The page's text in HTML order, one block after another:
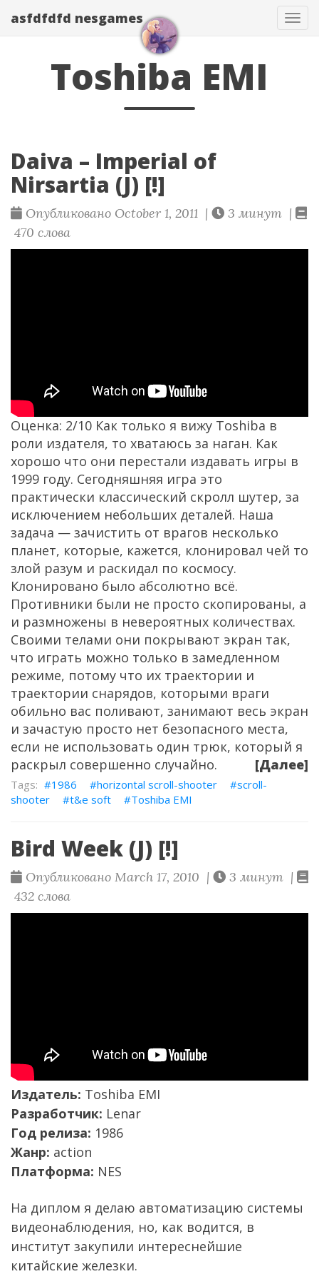
asfdfdfd nesgames
Toshiba EMI
Daiva – Imperial of
Nirsartia (J) [!]
Опубликовано October 1, 2011 |
3 минут |
470 слова
Оценка: 2/10 Как только я вижу Toshiba в
роли издателя, то хватаюсь за наган. Как
хорошо что они перестали издавать игры в
1999 году. Сегодняшняя игра это
практически классический скролл шутер, за
исключением небольших деталей. Наша
задача — зачистить от врагов несколько
планет, которые, кажется, клонировал чей то
злой разум и раскидал по космосу.
Клонировано было абсолютно всё.
Противники были не просто скопированы, а
и размножены в невероятных количествах.
Своими телами они покрывают экран так,
что играть можно только в замедленном
режиме, потому что их траектории и
траектории снарядов, которыми враги
обильно вас поливают, занимают весь экран
и зачастую просто нет безопасного места,
если не использовать один трюк, который я
раскрыл совершенно случайно.
[Далее]
1986 horizontal scroll-shooter
scroll-
shooter
t&e soft Toshiba EMI
Bird Week (J) [!]
Опубликовано March 17, 2010 |
3 минут |
432 слова
Издатель: Toshiba EMI
Разработчик: Lenar
Год релиза: 1986
Жанр: action
Платформа: NES
На диплом я делаю автоматизацию системы
видеонаблюдения, но, как водится, в
институт закупили интереснейшие
китайские железки.